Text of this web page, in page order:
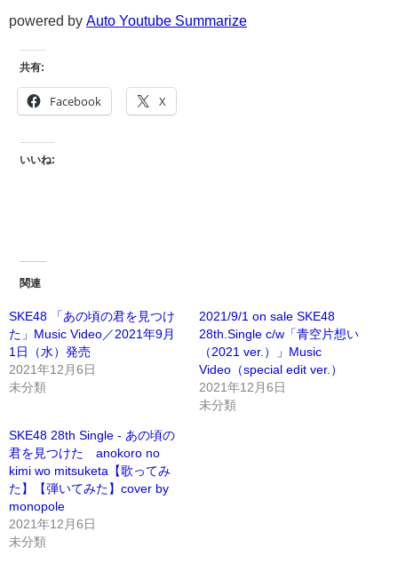
powered by Auto Youtube Summarize
共有:
Facebook X
いいね:
関連
SKE48 「あの頃の君を見つけ
た」Music Video／2021年9月
1日（水）発売
2021年12月6日
未分類
2021/9/1 on sale SKE48
28th.Single c/w「青空片想い
（2021 ver.）」Music
Video（special edit ver.）
2021年12月6日
未分類
SKE48 28th Single - あの頃の
君を見つけた anokoro no
kimi wo mitsuketa【歌ってみ
た】【弾いてみた】cover by
monopole
2021年12月6日
未分類